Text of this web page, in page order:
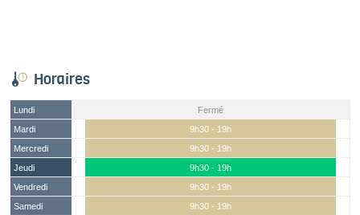
Horaires
Lundi
Fermé
Mardi
9h30 - 19h
Mercredi
9h30 - 19h
Jeudi
9h30 - 19h
Vendredi
9h30 - 19h
Samedi
9h30 - 19h